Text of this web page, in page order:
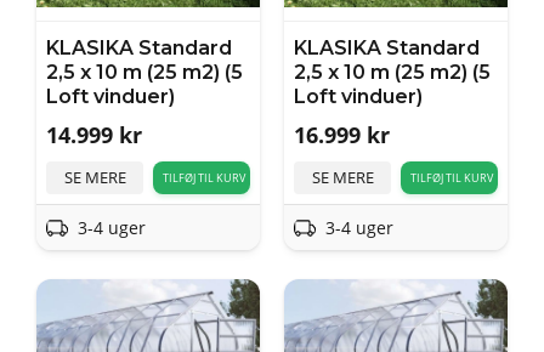
KLASIKA Standard
2,5 x 10 m (25 m2) (5
Loft vinduer)
14.999 kr
SE MERE TILFØJ TIL KURV
3-4 uger
KLASIKA Standard
2,5 x 10 m (25 m2) (5
Loft vinduer)
16.999 kr
SE MERE TILFØJ TIL KURV
3-4 uger